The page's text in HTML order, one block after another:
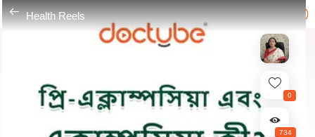
---
Health Reels
0
734